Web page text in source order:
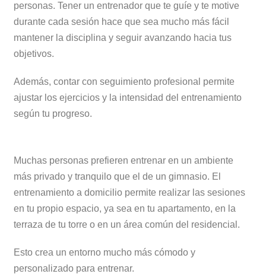
personas. Tener un entrenador que te guíe y te motive
durante cada sesión hace que sea mucho más fácil
mantener la disciplina y seguir avanzando hacia tus
objetivos.
Además, contar con seguimiento profesional permite
ajustar los ejercicios y la intensidad del entrenamiento
según tu progreso.
Muchas personas prefieren entrenar en un ambiente
más privado y tranquilo que el de un gimnasio. El
entrenamiento a domicilio permite realizar las sesiones
en tu propio espacio, ya sea en tu apartamento, en la
terraza de tu torre o en un área común del residencial.
Esto crea un entorno mucho más cómodo y
personalizado para entrenar.